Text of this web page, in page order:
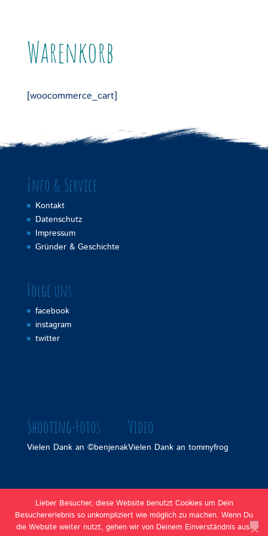
Warenkorb
[woocommerce_cart]
Info & Service
Kontakt
Datenschutz
Impressum
Gründer & Geschichte
Folge uns
facebook
instagram
twitter
Shooting-Fotos
Vielen Dank an ©benjenak
Video
Vielen Dank an tommyfrog
Lieber Besucher, diese Website benutzt Cookies um Dein
Besuchererlebnis so unkompliziert wie möglich zu machen. Wenn Du
die Website weiter nutzt, gehen wir von Deinem Einverständnis aus.